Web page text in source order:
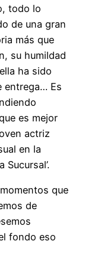
todo lo
de una gran
más que
su humildad
ha sido
entrega… Es
es mejor
actriz
en la
Sucursal’.
que
de
fondo eso